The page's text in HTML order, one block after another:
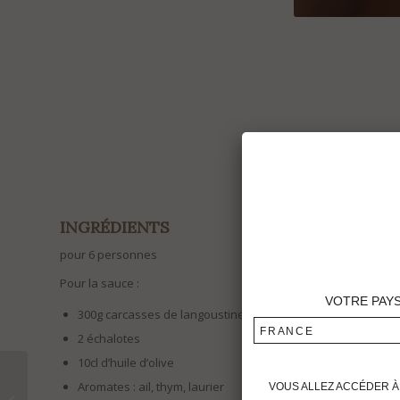
INGRÉDIENTS
pour 6 personnes
Pour la sauce :
300g carcasses de langoustine
2 échalotes
10cl d’huile d’olive
Aromates : ail, thym, laurier
Ouvertes de Pessac-
VOTRE
FRANCE
VOUS ALLEZ ACCÉDER